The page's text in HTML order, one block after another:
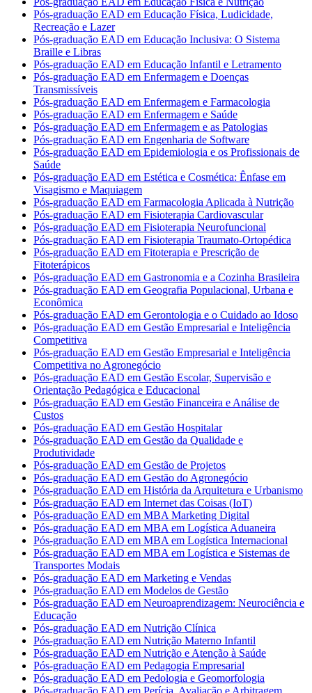
Pós-graduação EAD em Educação Física, Ludicidade,
Recreação e Lazer
Pós-graduação EAD em Educação Inclusiva: O Sistema
Braille e Libras
Pós-graduação EAD em Educação Infantil e Letramento
Pós-graduação EAD em Enfermagem e Doenças
Transmissíveis
Pós-graduação EAD em Enfermagem e Farmacologia
Pós-graduação EAD em Enfermagem e Saúde
Pós-graduação EAD em Enfermagem e as Patologias
Pós-graduação EAD em Engenharia de Software
Pós-graduação EAD em Epidemiologia e os Profissionais de
Saúde
Pós-graduação EAD em Estética e Cosmética: Ênfase em
Visagismo e Maquiagem
Pós-graduação EAD em Farmacologia Aplicada à Nutrição
Pós-graduação EAD em Fisioterapia Cardiovascular
Pós-graduação EAD em Fisioterapia Neurofuncional
Pós-graduação EAD em Fisioterapia Traumato-Ortopédica
Pós-graduação EAD em Fitoterapia e Prescrição de
Fitoterápicos
Pós-graduação EAD em Gastronomia e a Cozinha Brasileira
Pós-graduação EAD em Geografia Populacional, Urbana e
Econômica
Pós-graduação EAD em Gerontologia e o Cuidado ao Idoso
Pós-graduação EAD em Gestão Empresarial e Inteligência
Competitiva
Pós-graduação EAD em Gestão Empresarial e Inteligência
Competitiva no Agronegócio
Pós-graduação EAD em Gestão Escolar, Supervisão e
Orientação Pedagógica e Educacional
Pós-graduação EAD em Gestão Financeira e Análise de
Custos
Pós-graduação EAD em Gestão Hospitalar
Pós-graduação EAD em Gestão da Qualidade e
Produtividade
Pós-graduação EAD em Gestão de Projetos
Pós-graduação EAD em Gestão do Agronegócio
Pós-graduação EAD em História da Arquitetura e Urbanismo
Pós-graduação EAD em Internet das Coisas (IoT)
Pós-graduação EAD em MBA Marketing Digital
Pós-graduação EAD em MBA em Logística Aduaneira
Pós-graduação EAD em MBA em Logística Internacional
Pós-graduação EAD em MBA em Logística e Sistemas de
Transportes Modais
Pós-graduação EAD em Marketing e Vendas
Pós-graduação EAD em Modelos de Gestão
Pós-graduação EAD em Neuroaprendizagem: Neurociência e
Educação
Pós-graduação EAD em Nutrição Clínica
Pós-graduação EAD em Nutrição Materno Infantil
Pós-graduação EAD em Nutrição e Atenção à Saúde
Pós-graduação EAD em Pedagogia Empresarial
Pós-graduação EAD em Pedologia e Geomorfologia